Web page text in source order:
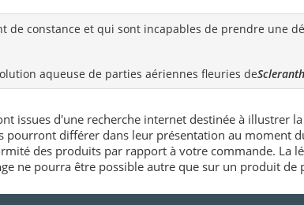
de constance et qui sont incapables de prendre une
aqueuse de parties aériennes fleuries de
issues d'une recherche internet destinée à illustrer
pourront différer dans leur présentation au moment
des produits par rapport à votre commande. La
ne pourra être possible autre que sur un produit de